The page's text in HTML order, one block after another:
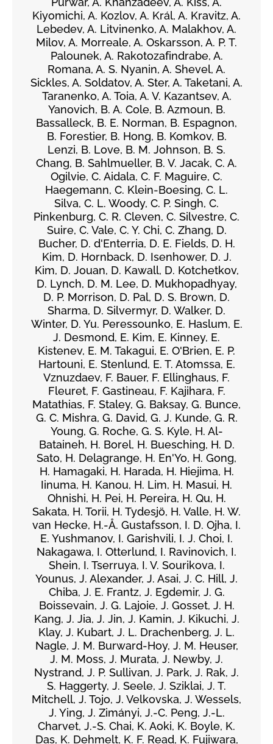
Kiyomichi, A. Kozlov, A. Král, A. Kravitz, A.
Lebedev, A. Litvinenko, A. Malakhov, A.
Milov, A. Morreale, A. Oskarsson, A. P. T.
Palounek, A. Rakotozafindrabe, A.
Romana, A. S. Nyanin, A. Shevel, A.
Sickles, A. Soldatov, A. Ster, A. Taketani, A.
Taranenko, A. Toia, A. V. Kazantsev, A.
Yanovich, B. A. Cole, B. Azmoun, B.
Bassalleck, B. E. Norman, B. Espagnon,
B. Forestier, B. Hong, B. Komkov, B.
Lenzi, B. Love, B. M. Johnson, B. S.
Chang, B. Sahlmueller, B. V. Jacak, C. A.
Ogilvie, C. Aidala, C. F. Maguire, C.
Haegemann, C. Klein-Boesing, C. L.
Silva, C. L. Woody, C. P. Singh, C.
Pinkenburg, C. R. Cleven, C. Silvestre, C.
Suire, C. Vale, C. Y. Chi, C. Zhang, D.
Bucher, D. d'Enterria, D. E. Fields, D. H.
Kim, D. Hornback, D. Isenhower, D. J.
Kim, D. Jouan, D. Kawall, D. Kotchetkov,
D. Lynch, D. M. Lee, D. Mukhopadhyay,
D. P. Morrison, D. Pal, D. S. Brown, D.
Sharma, D. Silvermyr, D. Walker, D.
Winter, D. Yu. Peressounko, E. Haslum, E.
J. Desmond, E. Kim, E. Kinney, E.
Kistenev, E. M. Takagui, E. O'Brien, E. P.
Hartouni, E. Stenlund, E. T. Atomssa, E.
Vznuzdaev, F. Bauer, F. Ellinghaus, F.
Fleuret, F. Gastineau, F. Kajihara, F.
Matathias, F. Staley, G. Baksay, G. Bunce,
G. C. Mishra, G. David, G. J. Kunde, G. R.
Young, G. Roche, G. S. Kyle, H. Al-
Bataineh, H. Borel, H. Buesching, H. D.
Sato, H. Delagrange, H. En'Yo, H. Gong,
H. Hamagaki, H. Harada, H. Hiejima, H.
Iinuma, H. Kanou, H. Lim, H. Masui, H.
Ohnishi, H. Pei, H. Pereira, H. Qu, H.
Sakata, H. Torii, H. Tydesjö, H. Valle, H. W.
van Hecke, H.-Å. Gustafsson, I. D. Ojha, I.
E. Yushmanov, I. Garishvili, I. J. Choi, I.
Nakagawa, I. Otterlund, I. Ravinovich, I.
Shein, I. Tserruya, I. V. Sourikova, I.
Younus, J. Alexander, J. Asai, J. C. Hill, J.
Chiba, J. E. Frantz, J. Egdemir, J. G.
Boissevain, J. G. Lajoie, J. Gosset, J. H.
Kang, J. Jia, J. Jin, J. Kamin, J. Kikuchi, J.
Klay, J. Kubart, J. L. Drachenberg, J. L.
Nagle, J. M. Burward-Hoy, J. M. Heuser,
J. M. Moss, J. Murata, J. Newby, J.
Nystrand, J. P. Sullivan, J. Park, J. Rak, J.
S. Haggerty, J. Seele, J. Sziklai, J. T.
Mitchell, J. Tojo, J. Velkovska, J. Wessels,
J. Ying, J. Zimányi, J.-C. Peng, J.-L.
Charvet, J.-S. Chai, K. Aoki, K. Boyle, K.
Das, K. Dehmelt, K. F. Read, K. Fujiwara,